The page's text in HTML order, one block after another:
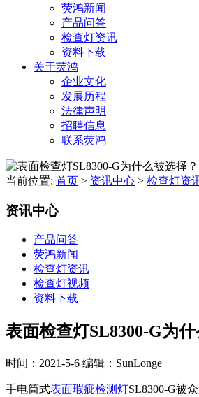
荧鸿新闻
产品问答
检查灯资讯
资料下载
关于荧鸿
企业文化
发展历程
法律声明
招聘信息
联系荧鸿
当前位置: 首页 > 资讯中心 > 检查灯资
资讯中心
产品问答
荧鸿新闻
检查灯资讯
检查灯视频
资料下载
表面检查灯SL8300-G为
时间：2021-5-6 编辑：SunLonge
手电筒式表面瑕疵检测灯SL8300-G被